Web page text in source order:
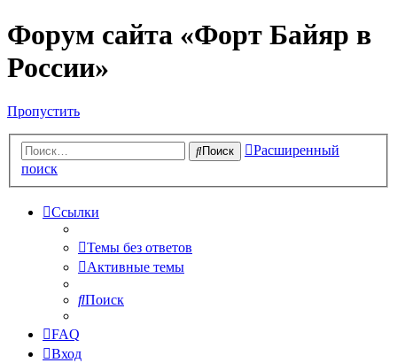
Форум сайта «Форт Байяр в
России»
Пропустить
Поиск
Расширенный
поиск
Ссылки
Темы без ответов
Активные темы
Поиск
FAQ
Вход